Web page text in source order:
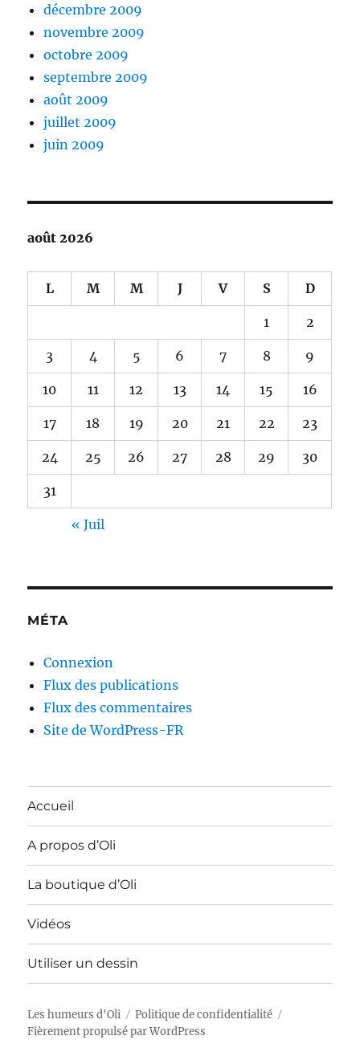
décembre 2009
novembre 2009
octobre 2009
septembre 2009
août 2009
juillet 2009
juin 2009
août 2026
L M M J V S D
1 2
3 4 5 6 7 8 9
10 11 12 13 14 15 16
17 18 19 20 21 22 23
24 25 26 27 28 29 30
31
« Juil
MÉTA
Connexion
Flux des publications
Flux des commentaires
Site de WordPress-FR
Accueil
A propos d’Oli
La boutique d’Oli
Vidéos
Utiliser un dessin
Les humeurs d'Oli
Politique de confidentialité
Fièrement propulsé par WordPress